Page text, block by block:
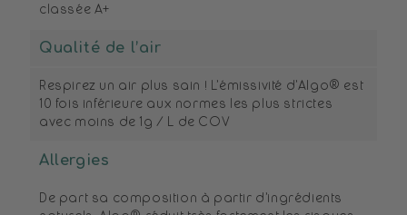
classée A+
Qualité de l’air
Respirez un air plus sain ! L’émissivité d’Algo® est
10 fois inférieure aux normes les plus strictes
avec moins de 1g / L de COV
Allergies
De part sa composition à partir d’ingrédients